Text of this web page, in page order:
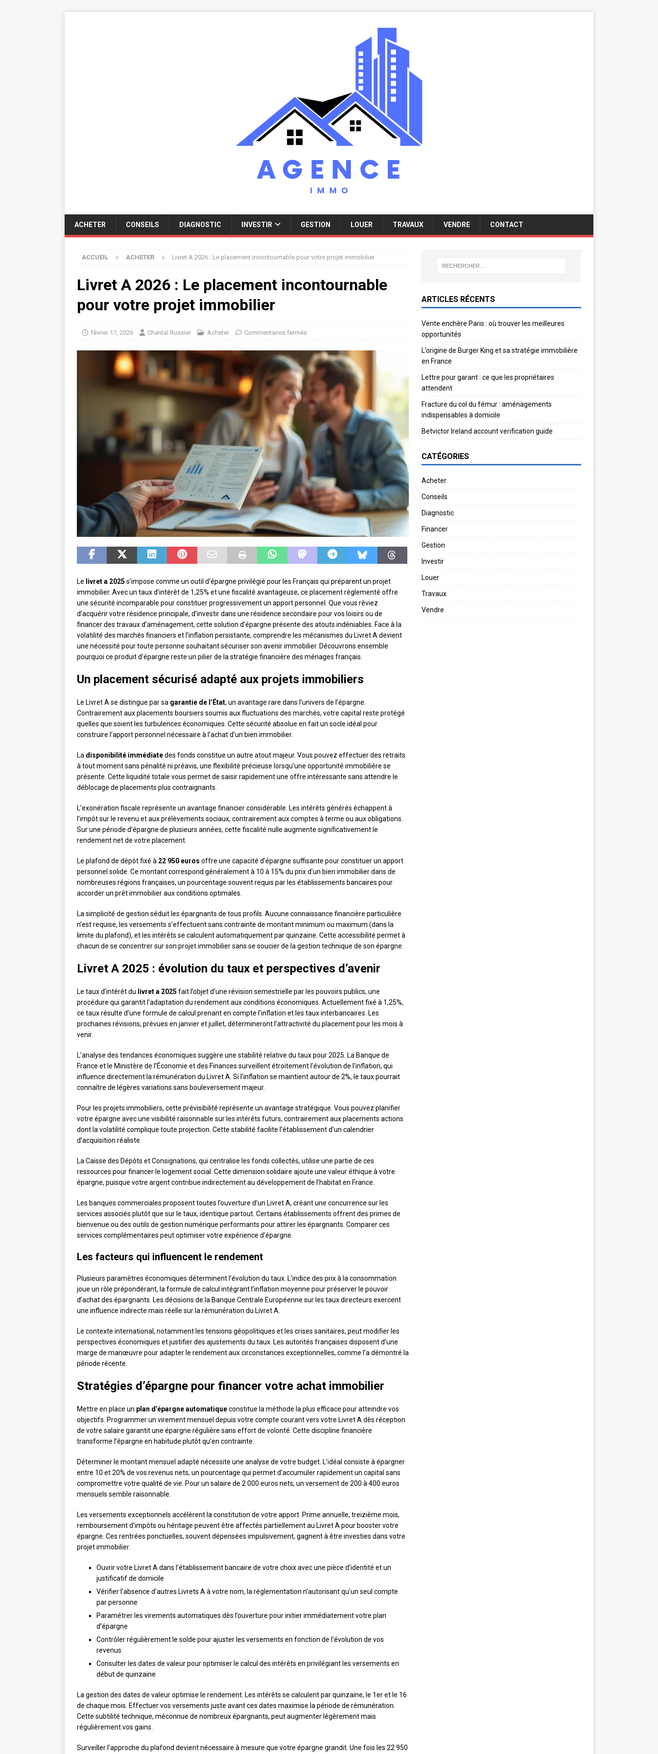
ACHETER CONSEILS DIAGNOSTIC INVESTIR GESTION LOUER TRAVAUX VENDRE CONTACT
ACCUEIL ACHETER Livret A 2026 : Le placement incontournable pour votre projet immobilier
Livret A 2026 : Le placement incontournable
pour votre projet immobilier
février 17, 2026 Chantal Russier Acheter Commentaires fermés
Le livret a 2025 s’impose comme un outil d’épargne privilégié pour les Français qui préparent un projet
immobilier. Avec un taux d’intérêt de 1,25% et une fiscalité avantageuse, ce placement réglementé offre
une sécurité incomparable pour constituer progressivement un apport personnel. Que vous rêviez
d’acquérir votre résidence principale, d’investir dans une résidence secondaire pour vos loisirs ou de
financer des travaux d’aménagement, cette solution d’épargne présente des atouts indéniables. Face à la
volatilité des marchés financiers et l’inflation persistante, comprendre les mécanismes du Livret A devient
une nécessité pour toute personne souhaitant sécuriser son avenir immobilier. Découvrons ensemble
pourquoi ce produit d’épargne reste un pilier de la stratégie financière des ménages français.
Un placement sécurisé adapté aux projets immobiliers
Le Livret A se distingue par sa garantie de l’État, un avantage rare dans l’univers de l’épargne.
Contrairement aux placements boursiers soumis aux fluctuations des marchés, votre capital reste protégé
quelles que soient les turbulences économiques. Cette sécurité absolue en fait un socle idéal pour
construire l’apport personnel nécessaire à l’achat d’un bien immobilier.
La disponibilité immédiatedes fonds constitue un autre atout majeur. Vous pouvez effectuer des retraits
à tout moment sans pénalité ni préavis, une flexibilité précieuse lorsqu’une opportunité immobilière se
présente. Cette liquidité totale vous permet de saisir rapidement une offre intéressante sans attendre le
déblocage de placements plus contraignants.
L’exonération fiscale représente un avantage financier considérable. Les intérêts générés échappent à
l’impôt sur le revenu et aux prélèvements sociaux, contrairement aux comptes à terme ou aux obligations.
Sur une période d’épargne de plusieurs années, cette fiscalité nulle augmente significativement le
rendement net de votre placement.
Le plafond de dépôt fixé à 22 950 euros offre une capacité d’épargne suffisante pour constituer un apport
personnel solide. Ce montant correspond généralement à 10 à 15% du prix d’un bien immobilier dans de
nombreuses régions françaises, un pourcentage souvent requis par les établissements bancaires pour
accorder un prêt immobilier aux conditions optimales.
La simplicité de gestion séduit les épargnants de tous profils. Aucune connaissance financière particulière
n’est requise, les versements s’effectuent sans contrainte de montant minimum ou maximum (dans la
limite du plafond), et les intérêts se calculent automatiquement par quinzaine. Cette accessibilité permet à
chacun de se concentrer sur son projet immobilier sans se soucier de la gestion technique de son épargne.
Livret A 2025 : évolution du taux et perspectives d’avenir
Le taux d’intérêt du livret a 2025 fait l’objet d’une révision semestrielle par les pouvoirs publics, une
procédure qui garantit l’adaptation du rendement aux conditions économiques. Actuellement fixé à 1,25%,
ce taux résulte d’une formule de calcul prenant en compte l’inflation et les taux interbancaires. Les
prochaines révisions, prévues en janvier et juillet, détermineront l’attractivité du placement pour les mois à
venir.
L’analyse des tendances économiques suggère une stabilité relative du taux pour 2025. La Banque de
France et le Ministère de l’Économie et des Finances surveillent étroitement l’évolution de l’inflation, qui
influence directement la rémunération du Livret A. Si l’inflation se maintient autour de 2%, le taux pourrait
connaître de légères variations sans bouleversement majeur.
Pour les projets immobiliers, cette prévisibilité représente un avantage stratégique. Vous pouvez planifier
votre épargne avec une visibilité raisonnable sur les intérêts futurs, contrairement aux placements actions
dont la volatilité complique toute projection. Cette stabilité facilite l’établissement d’un calendrier
d’acquisition réaliste.
La Caisse des Dépôts et Consignations, qui centralise les fonds collectés, utilise une partie de ces
ressources pour financer le logement social. Cette dimension solidaire ajoute une valeur éthique à votre
épargne, puisque votre argent contribue indirectement au développement de l’habitat en France.
Les banques commerciales proposent toutes l’ouverture d’un Livret A, créant une concurrence sur les
services associés plutôt que sur le taux, identique partout. Certains établissements offrent des primes de
bienvenue ou des outils de gestion numérique performants pour attirer les épargnants. Comparer ces
services complémentaires peut optimiser votre expérience d’épargne.
Les facteurs qui influencent le rendement
Plusieurs paramètres économiques déterminent l’évolution du taux. L’indice des prix à la consommation
joue un rôle prépondérant, la formule de calcul intégrant l’inflation moyenne pour préserver le pouvoir
d’achat des épargnants. Les décisions de la Banque Centrale Européenne sur les taux directeurs exercent
une influence indirecte mais réelle sur la rémunération du Livret A.
Le contexte international, notamment les tensions géopolitiques et les crises sanitaires, peut modifier les
perspectives économiques et justifier des ajustements du taux. Les autorités françaises disposent d’une
marge de manœuvre pour adapter le rendement aux circonstances exceptionnelles, comme l’a démontré la
période récente.
Stratégies d’épargne pour financer votre achat immobilier
Mettre en place un plan d’épargne automatiqueconstitue la méthode la plus efficace pour atteindre vos
objectifs. Programmer un virement mensuel depuis votre compte courant vers votre Livret A dès réception
de votre salaire garantit une épargne régulière sans effort de volonté. Cette discipline financière
transforme l’épargne en habitude plutôt qu’en contrainte.
Déterminer le montant mensuel adapté nécessite une analyse de votre budget. L’idéal consiste à épargner
entre 10 et 20% de vos revenus nets, un pourcentage qui permet d’accumuler rapidement un capital sans
compromettre votre qualité de vie. Pour un salaire de 2 000 euros nets, un versement de 200 à 400 euros
mensuels semble raisonnable.
Les versements exceptionnels accélèrent la constitution de votre apport. Prime annuelle, treizième mois,
remboursement d’impôts ou héritage peuvent être affectés partiellement au Livret A pour booster votre
épargne. Ces rentrées ponctuelles, souvent dépensées impulsivement, gagnent à être investies dans votre
projet immobilier.
Ouvrir votre Livret A dans l’établissement bancaire de votre choix avec une pièce d’identité et un
justificatif de domicile
Vérifier l’absence d’autres Livrets A à votre nom, la réglementation n’autorisant qu’un seul compte
par personne
Paramétrer les virements automatiques dès l’ouverture pour initier immédiatement votre plan
d’épargne
Contrôler régulièrement le solde pour ajuster les versements en fonction de l’évolution de vos
revenus
Consulter les dates de valeur pour optimiser le calcul des intérêts en privilégiant les versements en
début de quinzaine
La gestion des dates de valeur optimise le rendement. Les intérêts se calculent par quinzaine, le 1er et le 16
de chaque mois. Effectuer vos versements juste avant ces dates maximise la période de rémunération.
Cette subtilité technique, méconnue de nombreux épargnants, peut augmenter légèrement mais
régulièrement vos gains.
Surveiller l’approche du plafond devient nécessaire à mesure que votre épargne grandit. Une fois les 22 950
ARTICLES RÉCENTS
Vente enchère Paris : où trouver les meilleures
opportunités
L’origine de Burger King et sa stratégie immobilière
en France
Lettre pour garant : ce que les propriétaires
attendent
Fracture du col du fémur : aménagements
indispensables à domicile
Betvictor Ireland account verification guide
CATÉGORIES
Acheter
Conseils
Diagnostic
Financer
Gestion
Investir
Louer
Travaux
Vendre